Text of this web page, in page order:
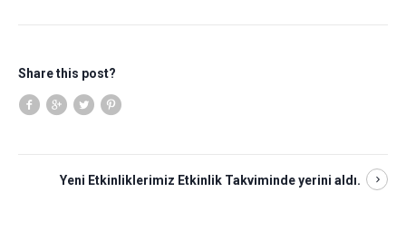
Share this post?
Yeni Etkinliklerimiz Etkinlik Takviminde yerini aldı.